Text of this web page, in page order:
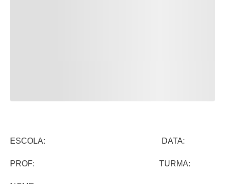
ESCOLA: DATA:
PROF: TURMA: